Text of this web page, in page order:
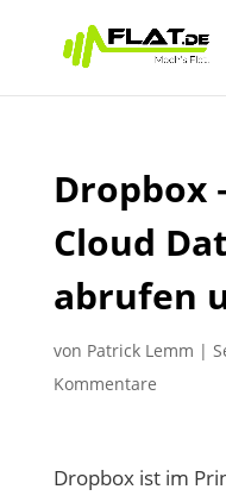
Dropbox
Cloud
abrufen
von Patrick Lemm |
Kommentare
Dropbox ist im